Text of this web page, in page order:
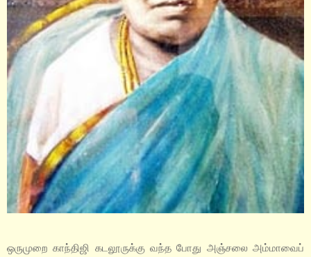
ஒருமுறை காந்திஜி கடலூருக்கு வந்த போது அஞ்சலை அம்மாவைப்